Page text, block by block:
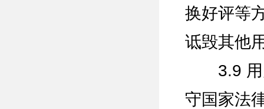
换好评等
诋毁其他
3.9 用户
守国家法